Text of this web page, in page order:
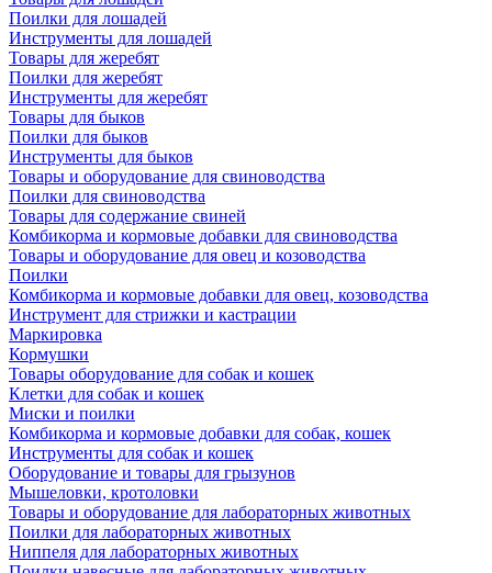
Поилки для лошадей
Инструменты для лошадей
Товары для жеребят
Поилки для жеребят
Инструменты для жеребят
Товары для быков
Поилки для быков
Инструменты для быков
Товары и оборудование для свиноводства
Поилки для свиноводства
Товары для содержание свиней
Комбикорма и кормовые добавки для свиноводства
Товары и оборудование для овец и козоводства
Поилки
Комбикорма и кормовые добавки для овец, козоводства
Инструмент для стрижки и кастрации
Маркировка
Кормушки
Товары оборудование для собак и кошек
Клетки для собак и кошек
Миски и поилки
Комбикорма и кормовые добавки для собак, кошек
Инструменты для собак и кошек
Оборудование и товары для грызунов
Мышеловки, кротоловки
Товары и оборудование для лабораторных животных
Поилки для лабораторных животных
Ниппеля для лабораторных животных